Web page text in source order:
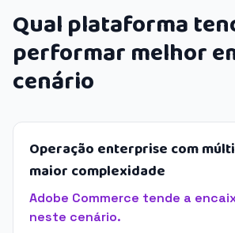
Qual plataforma
performar melhor
cenário
Operação enterprise com
maior complexidade
Adobe Commerce tende a
neste cenário.